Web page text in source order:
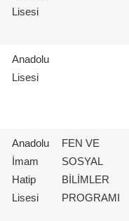
Lisesi
Anadolu
Lisesi
Anadolu
İmam
Hatip
Lisesi
FEN VE
SOSYAL
BİLİMLER
PROGRAMI